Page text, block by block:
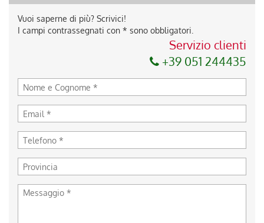
Vuoi saperne di più? Scrivici!
I campi contrassegnati con * sono obbligatori.
Servizio clienti
+39 051 244435